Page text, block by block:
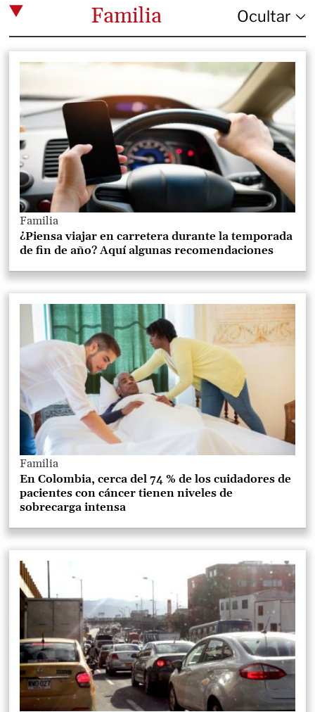
Familia
Familia
¿Piensa viajar en carretera durante la temporada
de fin de año? Aquí algunas recomendaciones
Familia
En Colombia, cerca del 74 % de los cuidadores de
pacientes con cáncer tienen niveles de
sobrecarga intensa